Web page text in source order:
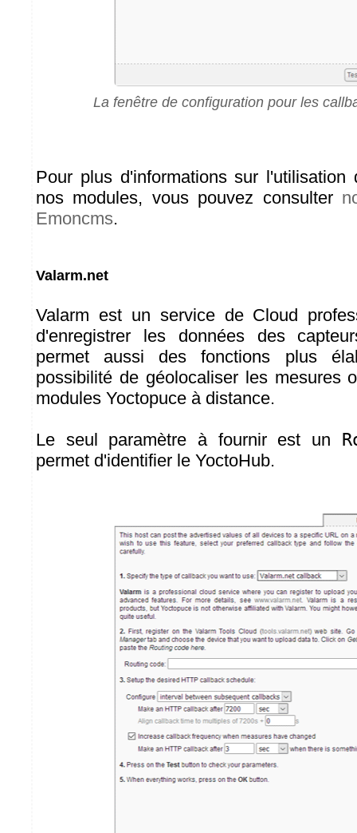
La fenêtre de configuration pour les
Pour plus d'informations sur
nos modules, vous pouvez consulter
Emoncms.
Valarm.net
Valarm est un service de Cloud
d'enregistrer les données des
permet aussi des fonctions plus
possibilité de géolocaliser les mesures
modules Yoctopuce à distance.
Le seul paramètre à fournir est un
permet d'identifier le YoctoHub.